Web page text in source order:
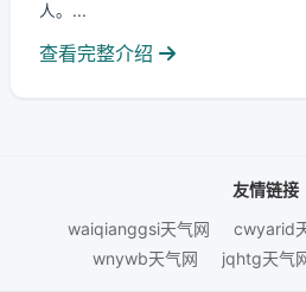
人。...
查看完整介绍
友情链接
waiqianggsi天气网
cwyarid
wnywb天气网
jqhtg天气